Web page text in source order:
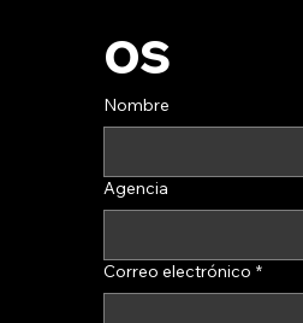
os
Nombre
Agencia
Correo electrónico *